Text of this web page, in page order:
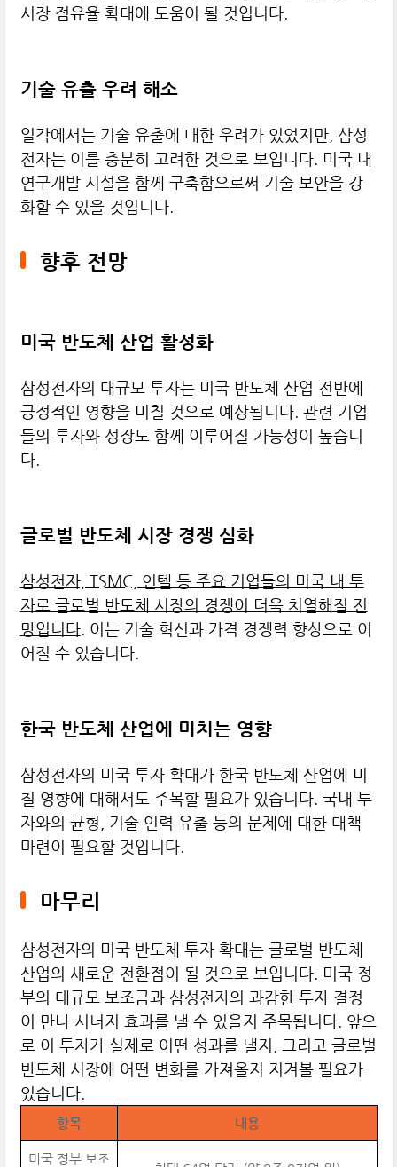
시장 점유율 확대에 도움이 될 것입니다.
기술 유출 우려 해소
일각에서는 기술 유출에 대한 우려가 있었지만, 삼성
전자는 이를 충분히 고려한 것으로 보입니다. 미국 내
연구개발 시설을 함께 구축함으로써 기술 보안을 강
화할 수 있을 것입니다.
향후 전망
미국 반도체 산업 활성화
삼성전자의 대규모 투자는 미국 반도체 산업 전반에
긍정적인 영향을 미칠 것으로 예상됩니다. 관련 기업
들의 투자와 성장도 함께 이루어질 가능성이 높습니
다.
글로벌 반도체 시장 경쟁 심화
삼성전자, TSMC, 인텔 등 주요 기업들의 미국 내 투
자로 글로벌 반도체 시장의 경쟁이 더욱 치열해질 전
망입니다. 이는 기술 혁신과 가격 경쟁력 향상으로 이
어질 수 있습니다.
한국 반도체 산업에 미치는 영향
삼성전자의 미국 투자 확대가 한국 반도체 산업에 미
칠 영향에 대해서도 주목할 필요가 있습니다. 국내 투
자와의 균형, 기술 인력 유출 등의 문제에 대한 대책
마련이 필요할 것입니다.
마무리
삼성전자의 미국 반도체 투자 확대는 글로벌 반도체
산업의 새로운 전환점이 될 것으로 보입니다. 미국 정
부의 대규모 보조금과 삼성전자의 과감한 투자 결정
이 만나 시너지 효과를 낼 수 있을지 주목됩니다. 앞으
로 이 투자가 실제로 어떤 성과를 낼지, 그리고 글로벌
반도체 시장에 어떤 변화를 가져올지 지켜볼 필요가
있습니다.
항목 내용
미국 정부 보조